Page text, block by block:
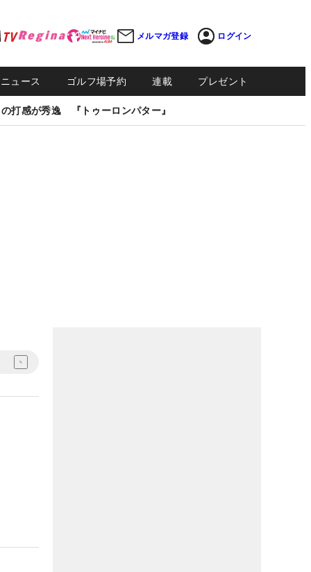
メルマガ登録 ログイン
ュース ゴルフ場予約 連載 プレゼント
打感が秀逸 『トゥーロンパター』